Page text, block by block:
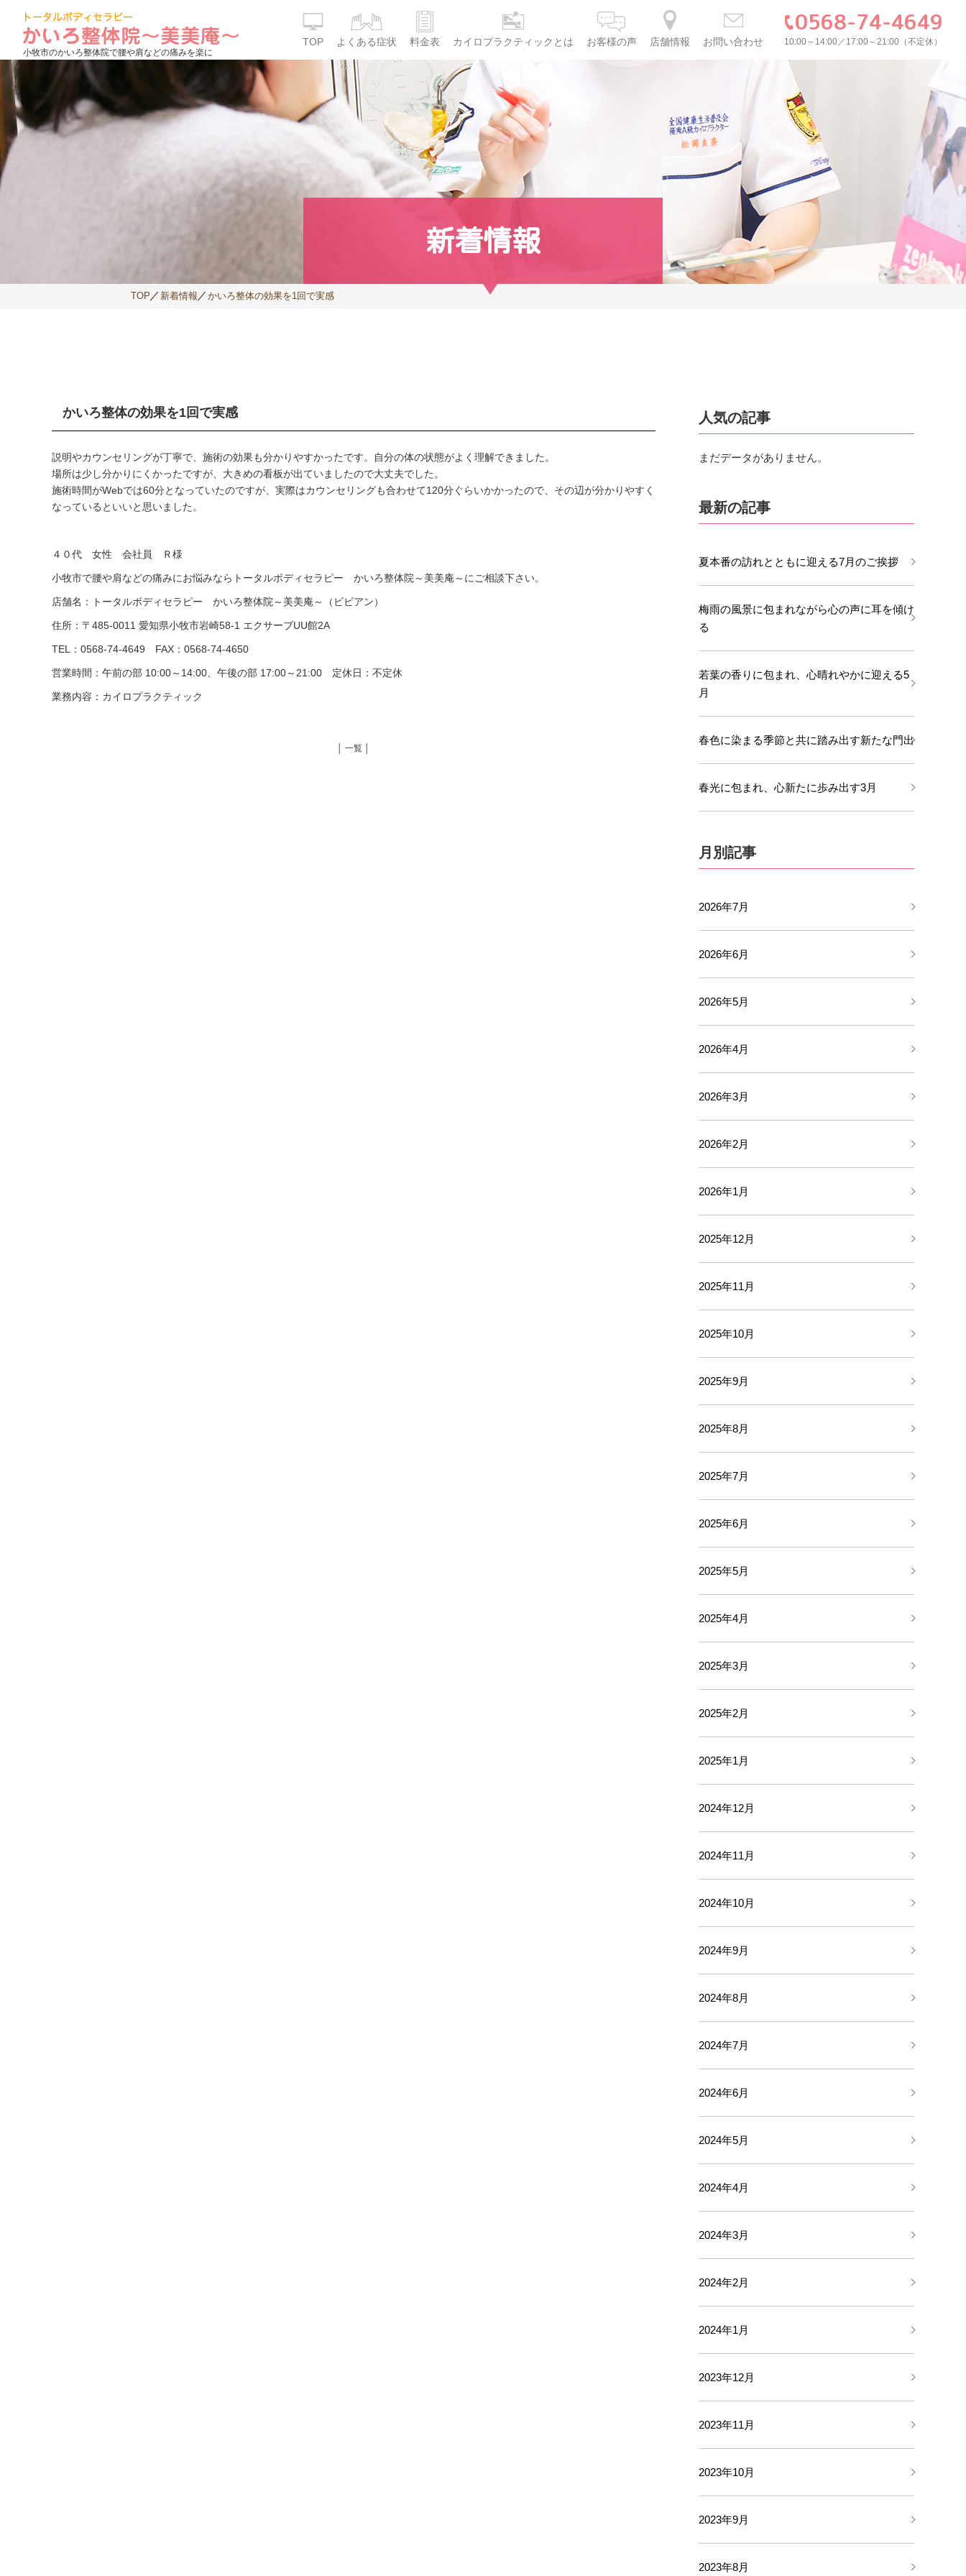
小牧市のかいろ整体院で腰や肩などの痛みを楽に
TOP よくある症状 料金表 カイロプラクティックとは お客様の声 店舗情報 お問い合わせ
0568-74-4649
10:00～14:00／17:00～21:00（不定休）
新着情報
TOP 新着情報 かいろ整体の効果を1回で実感
かいろ整体の効果を1回で実感
説明やカウンセリングが丁寧で、施術の効果も分かりやすかったです。自分の体の状態がよく理解できました。
場所は少し分かりにくかったですが、大きめの看板が出ていましたので大丈夫でした。
施術時間がWebでは60分となっていたのですが、実際はカウンセリングも合わせて120分ぐらいかかったので、その辺が分かりやすく
なっているといいと思いました。
４０代 女性 会社員 Ｒ様
小牧市で腰や肩などの痛みにお悩みならトータルボディセラピー かいろ整体院～美美庵～にご相談下さい。
店舗名：トータルボディセラピー かいろ整体院～美美庵～（ビビアン）
住所：〒485-0011 愛知県小牧市岩崎58-1 エクサーブUU館2A
TEL：0568-74-4649 FAX：0568-74-4650
営業時間：午前の部 10:00～14:00、午後の部 17:00～21:00 定休日：不定休
業務内容：カイロプラクティック
│ 一覧 │
人気の記事
まだデータがありません。
最新の記事
夏本番の訪れとともに迎える7月のご挨拶
梅雨の風景に包まれながら心の声に耳を傾け
る
若葉の香りに包まれ、心晴れやかに迎える5
月
春色に染まる季節と共に踏み出す新たな門出
春光に包まれ、心新たに歩み出す3月
月別記事
2026年7月
2026年6月
2026年5月
2026年4月
2026年3月
2026年2月
2026年1月
2025年12月
2025年11月
2025年10月
2025年9月
2025年8月
2025年7月
2025年6月
2025年5月
2025年4月
2025年3月
2025年2月
2025年1月
2024年12月
2024年11月
2024年10月
2024年9月
2024年8月
2024年7月
2024年6月
2024年5月
2024年4月
2024年3月
2024年2月
2024年1月
2023年12月
2023年11月
2023年10月
2023年9月
2023年8月